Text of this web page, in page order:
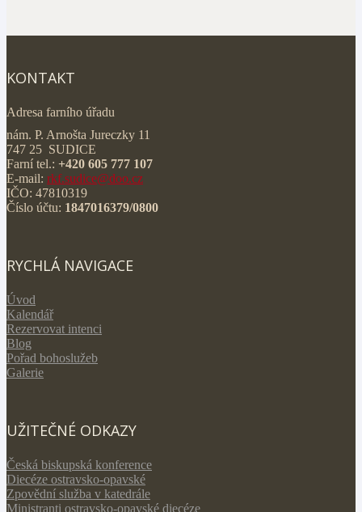
KONTAKT
Adresa farního úřadu
nám. P. Arnošta Jureczky 11
747 25 SUDICE
Farní tel.: +420 605 777 107
E-mail: rkf.sudice@doo.cz
IČO: 47810319
Číslo účtu: 1847016379/0800
RYCHLÁ NAVIGACE
Úvod
Kalendář
Rezervovat intenci
Blog
Pořad bohoslužeb
Galerie
UŽITEČNÉ ODKAZY
Česká biskupská konference
Diecéze ostravsko-opavské
Zpovědní služba v katedrále
Ministranti ostravsko-opavské diecéze